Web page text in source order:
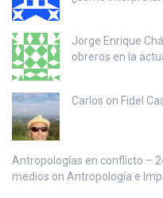
Jorge Enrique
obreros en la
Carlos on Fidel
Antropologías en conflicto –
medios on Antropología e